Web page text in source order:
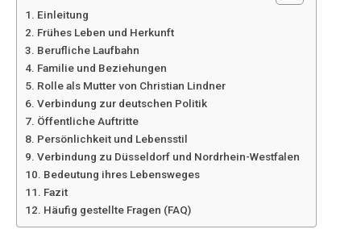
Einleitung
Frühes Leben und Herkunft
Berufliche Laufbahn
Familie und Beziehungen
Rolle als Mutter von Christian Lindner
Verbindung zur deutschen Politik
Öffentliche Auftritte
Persönlichkeit und Lebensstil
Verbindung zu Düsseldorf und Nordrhein-Westfalen
Bedeutung ihres Lebensweges
Fazit
Häufig gestellte Fragen (FAQ)